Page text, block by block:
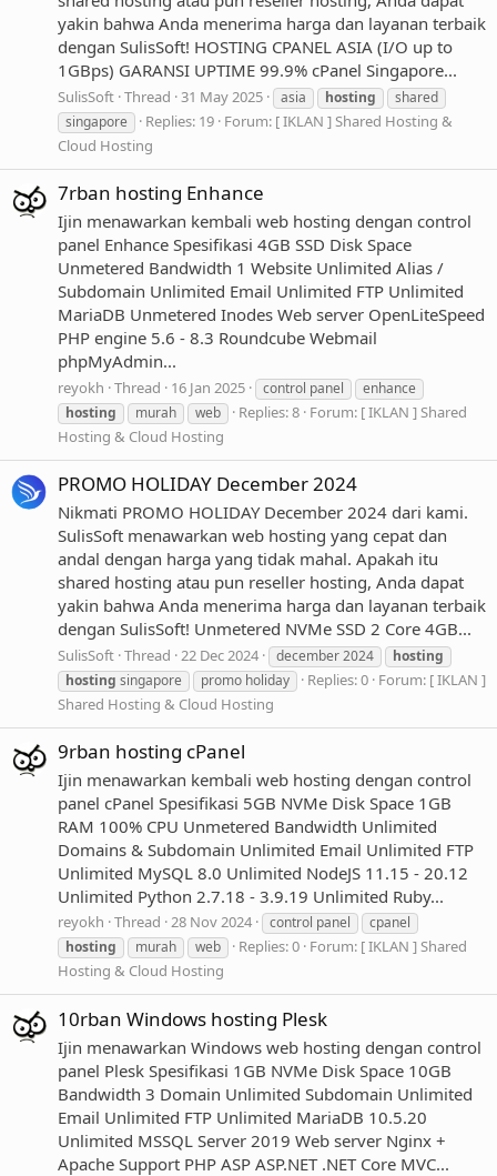
yakin bahwa Anda menerima harga dan layanan terbaik
dengan SulisSoft! HOSTING CPANEL ASIA (I/O up to
1GBps) GARANSI UPTIME 99.9% cPanel Singapore...
SulisSoft Thread 31 May 2025 asia hosting
shared
singapore
Replies: 19 Forum: [ IKLAN ] Shared Hosting &
Cloud Hosting
7rban hosting Enhance
Ijin menawarkan kembali web hosting dengan control
panel Enhance Spesifikasi 4GB SSD Disk Space
Unmetered Bandwidth 1 Website Unlimited Alias /
Subdomain Unlimited Email Unlimited FTP Unlimited
MariaDB Unmetered Inodes Web server OpenLiteSpeed
PHP engine 5.6 - 8.3 Roundcube Webmail
phpMyAdmin...
reyokh Thread 16 Jan 2025 control panel
enhance
hosting
murah web Replies: 8 Forum: [ IKLAN ] Shared
Hosting & Cloud Hosting
PROMO HOLIDAY December 2024
Nikmati PROMO HOLIDAY December 2024 dari kami.
SulisSoft menawarkan web hosting yang cepat dan
andal dengan harga yang tidak mahal. Apakah itu
shared hosting atau pun reseller hosting, Anda dapat
yakin bahwa Anda menerima harga dan layanan terbaik
dengan SulisSoft! Unmetered NVMe SSD 2 Core 4GB...
SulisSoft Thread 22 Dec 2024 december 2024
hosting
hosting singapore promo holiday Replies: 0 Forum: [ IKLAN ]
Shared Hosting & Cloud Hosting
9rban hosting cPanel
Ijin menawarkan kembali web hosting dengan control
panel cPanel Spesifikasi 5GB NVMe Disk Space 1GB
RAM 100% CPU Unmetered Bandwidth Unlimited
Domains & Subdomain Unlimited Email Unlimited FTP
Unlimited MySQL 8.0 Unlimited NodeJS 11.15 - 20.12
Unlimited Python 2.7.18 - 3.9.19 Unlimited Ruby...
reyokh Thread 28 Nov 2024 control panel
cpanel
hosting
murah web Replies: 0 Forum: [ IKLAN ] Shared
Hosting & Cloud Hosting
10rban Windows hosting Plesk
Ijin menawarkan Windows web hosting dengan control
panel Plesk Spesifikasi 1GB NVMe Disk Space 10GB
Bandwidth 3 Domain Unlimited Subdomain Unlimited
Email Unlimited FTP Unlimited MariaDB 10.5.20
Unlimited MSSQL Server 2019 Web server Nginx +
Apache Support PHP ASP ASP.NET .NET Core MVC...